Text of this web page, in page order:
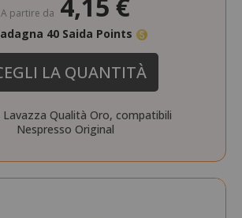
A partire da
40 Saida Points
LA QUANTITÀ
Lavazza Qualità Oro, compatibili
Nespresso Original